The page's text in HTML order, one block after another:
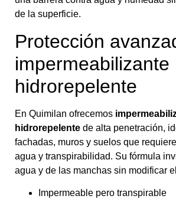
de la superficie.
Protección
impermeabilizante
hidrorepelente
En Quimilan ofrecemos
hidrorepelente de alta penetración,
fachadas, muros y suelos que
agua y transpirabilidad. Su fórmula
agua y de las manchas sin modificar
Impermeable pero transpirable